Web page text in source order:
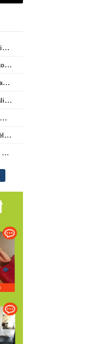
X. Alonso: „Esu patenkintas dabartiniais „Chelsea“ ekipos vartininkais“
F. Mastanuono oficialiai sezonui skolinamas „Fiorentina“ ekipai
Buvęs ilgametis„Barcelona“ žaidėjas S. Roberto artėja link persikėlimo į MLS
G. Bremeris paneigė gandus dėl galimo išvykimo iš „Juventus“ klubo
G. Rulli – per žingsnį nuo persikėlimo į „Manchester City“ klubą
„Man City“ artėja link susitarimo dėl marokiečio A. Bouaddi persikėlimo
Vaikinų U15 rinktinė Taline sužaidė pirmąsias kontrolines rungtynes